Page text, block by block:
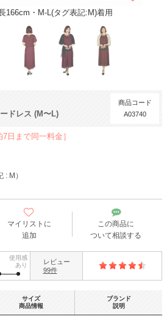
166cm・M-L(タグ表記:M)着用
ドレス (M〜L)
商品コード
A03740
7日まで同一料金］
: M）
マイリストに
追加
この商品に
ついて相談する
使用感
あり
レビュー
99件
サイズ
商品情報
ブランド
説明